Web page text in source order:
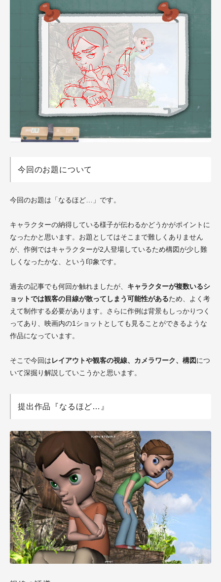
今回のお題について
今回のお題は「なるほど…」です。
キャラクターの納得している様子が伝わるかどうかがポイントに
なったかと思います。お題としてはそこまで難しくありません
が、作例ではキャラクターが2人登場しているため構図が少し難
しくなったかな、という印象です。
過去の記事でも何回か触れましたが、 キャラクターが複数いるシ
ョットでは観客の目線が散ってしまう可能性があるため、よく考
えて制作する必要があります。さらに作例は背景もしっかりつく
ってあり、映画内の1ショットとしても見ることができるような
作品になっています。
そこで今回はレイアウトや観客の視線、カメラワーク、構図につ
いて深掘り解説していこうかと思います。
提出作品『なるほど…』